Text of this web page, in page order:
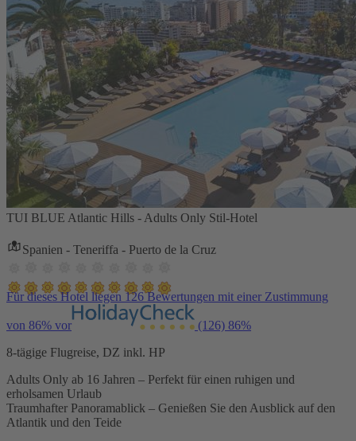
TUI BLUE Atlantic Hills - Adults Only Stil-Hotel
Spanien - Teneriffa - Puerto de la Cruz
Für dieses Hotel liegen 126 Bewertungen mit einer Zustimmung
von 86% vor (126) 86%
8-tägige Flugreise, DZ inkl. HP
Adults Only ab 16 Jahren – Perfekt für einen ruhigen und
erholsamen Urlaub
Traumhafter Panoramablick – Genießen Sie den Ausblick auf den
Atlantik und den Teide